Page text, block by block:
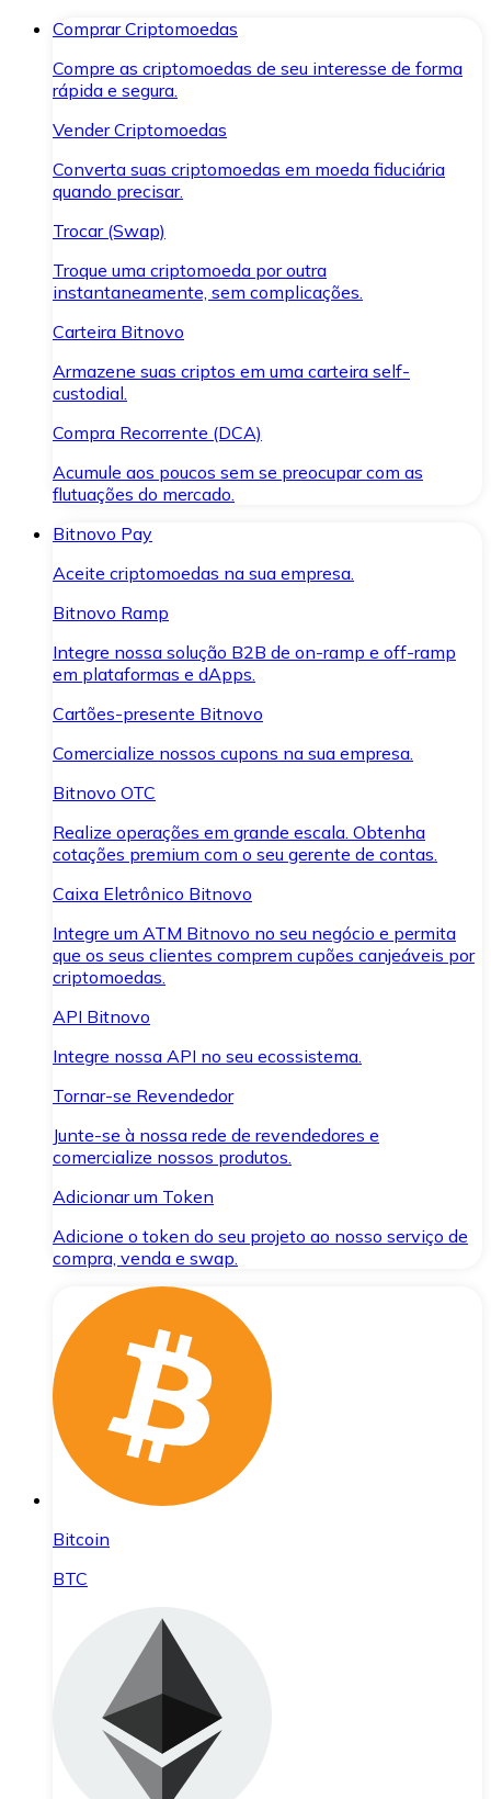
Comprar Criptomoedas
Compre as criptomoedas de seu interesse de forma
rápida e segura.
Vender Criptomoedas
Converta suas criptomoedas em moeda fiduciária
quando precisar.
Trocar (Swap)
Troque uma criptomoeda por outra
instantaneamente, sem complicações.
Carteira Bitnovo
Armazene suas criptos em uma carteira self-
custodial.
Compra Recorrente (DCA)
Acumule aos poucos sem se preocupar com as
flutuações do mercado.
Bitnovo Pay
Aceite criptomoedas na sua empresa.
Bitnovo Ramp
Integre nossa solução B2B de on-ramp e off-ramp
em plataformas e dApps.
Cartões-presente Bitnovo
Comercialize nossos cupons na sua empresa.
Bitnovo OTC
Realize operações em grande escala. Obtenha
cotações premium com o seu gerente de contas.
Caixa Eletrônico Bitnovo
Integre um ATM Bitnovo no seu negócio e permita
que os seus clientes comprem cupões canjeáveis por
criptomoedas.
API Bitnovo
Integre nossa API no seu ecossistema.
Tornar-se Revendedor
Junte-se à nossa rede de revendedores e
comercialize nossos produtos.
Adicionar um Token
Adicione o token do seu projeto ao nosso serviço de
compra, venda e swap.
Bitcoin
BTC